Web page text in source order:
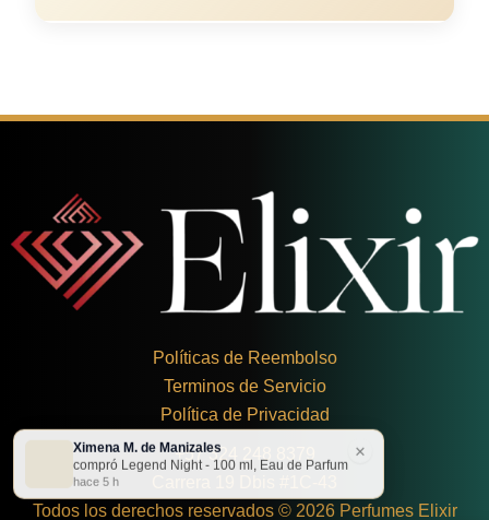
Políticas de Reembolso
Terminos de Servicio
Política de Privacidad
+57 324 248 8379
Todos los derechos reservados © 2026 Perfumes Elixir
Ximena M. de Manizales
compró Legend Night - 100 ml, Eau de Parfum
hace 5 h
×